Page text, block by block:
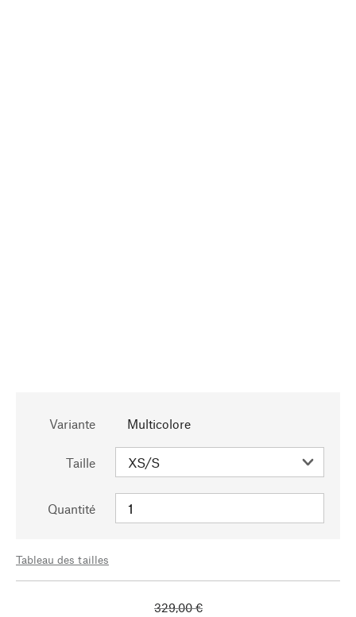
Variante Multicolore
Taille
Quantité
Tableau des tailles
329,00 €